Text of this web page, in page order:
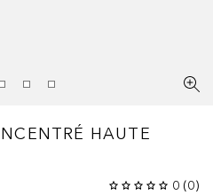
HAUTE
0 (0)